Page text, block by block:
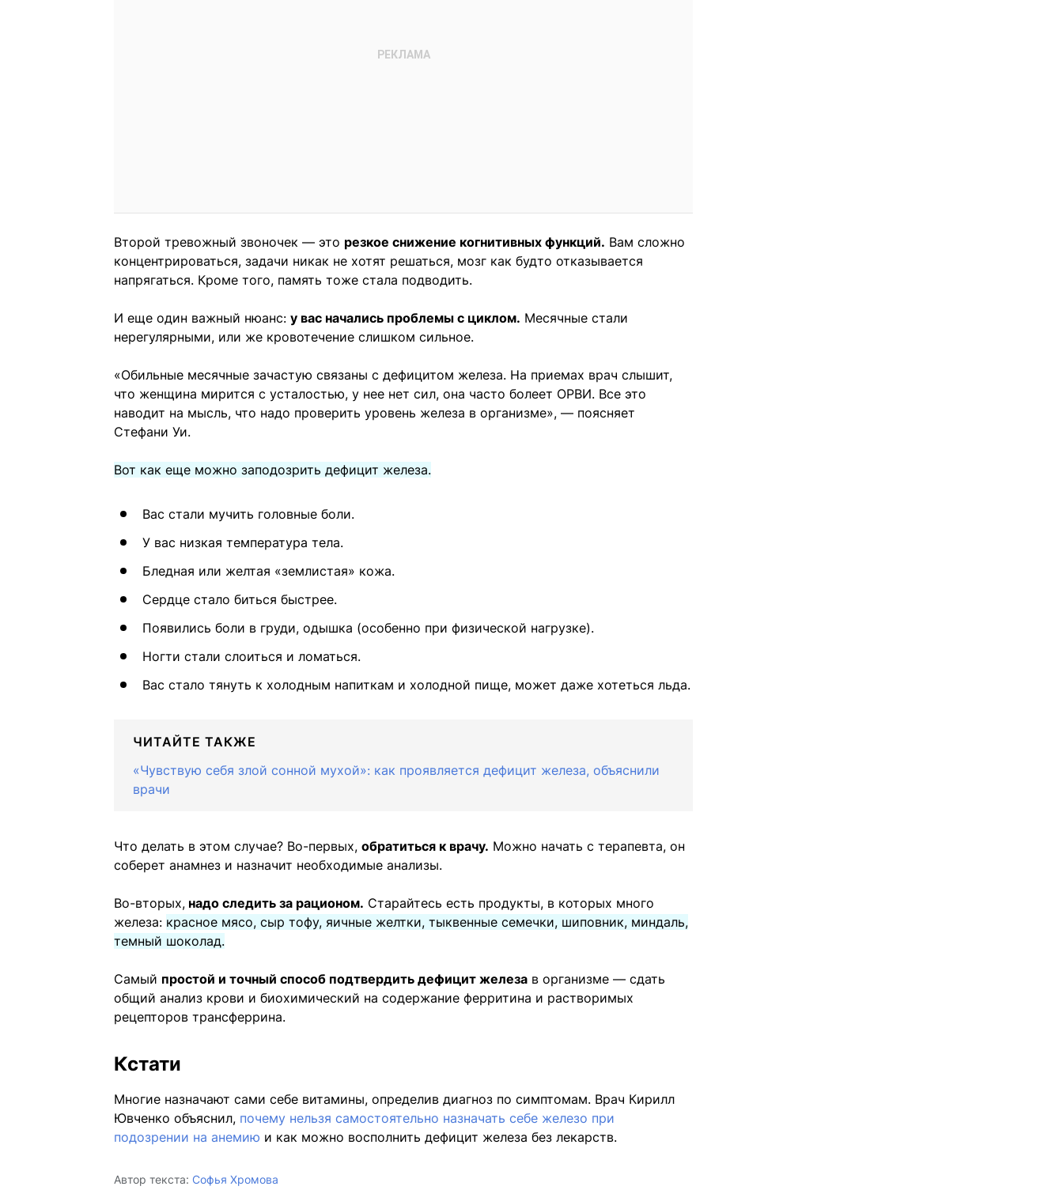
Второй тревожный звоночек — это резкое снижение когнитивных функций. Вам сложно
концентрироваться, задачи никак не хотят решаться, мозг как будто отказывается
напрягаться. Кроме того, память тоже стала подводить.
И еще один важный нюанс: у вас начались проблемы с циклом. Месячные стали
нерегулярными, или же кровотечение слишком сильное.
«Обильные месячные зачастую связаны с дефицитом железа. На приемах врач слышит,
что женщина мирится с усталостью, у нее нет сил, она часто болеет ОРВИ. Все это
наводит на мысль, что надо проверить уровень железа в организме», — поясняет
Стефани Уи.
Вот как еще можно заподозрить дефицит железа.
Вас стали мучить головные боли.
У вас низкая температура тела.
Бледная или желтая «землистая» кожа.
Сердце стало биться быстрее.
Появились боли в груди, одышка (особенно при физической нагрузке).
Ногти стали слоиться и ломаться.
Вас стало тянуть к холодным напиткам и холодной пище, может даже хотеться льда.
ЧИТАЙТЕ ТАКЖЕ
«Чувствую себя злой сонной мухой»: как проявляется дефицит железа, объяснили
врачи
Что делать в этом случае? Во-первых, обратиться к врачу. Можно начать с терапевта, он
соберет анамнез и назначит необходимые анализы.
Во-вторых, надо следить за рационом. Старайтесь есть продукты, в которых много
железа: красное мясо, сыр тофу, яичные желтки, тыквенные семечки, шиповник, миндаль,
темный шоколад.
Самый простой и точный способ подтвердить дефицит железа в организме — сдать
общий анализ крови и биохимический на содержание ферритина и растворимых
рецепторов трансферрина.
Кстати
Многие назначают сами себе витамины, определив диагноз по симптомам. Врач Кирилл
Ювченко объяснил, почему нельзя самостоятельно назначать себе железо при
подозрении на анемию и как можно восполнить дефицит железа без лекарств.
Автор текста: Софья Хромова